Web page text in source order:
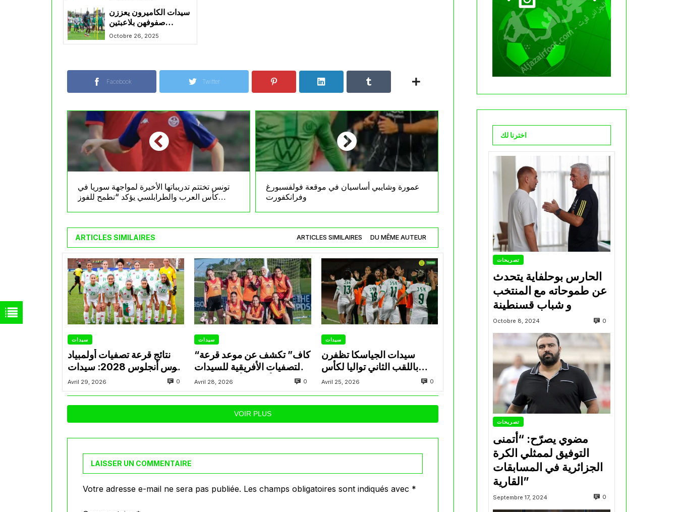
سيدات الكاميرون يعززن
صفوفهن بلاعبتين
جديدتين قبل مواجهة
الإياب أمام الجزائر
Octobre 26, 2025
Facebook Twitter
تونس تختتم تدريباتها الأخيرة لمواجهة سوريا في
كأس العرب والطرابلسي يؤكد “نطمح للفوز
عمورة وشايبي أساسيان في موقعة فولفسبورغ
وفرانكفورت
ARTICLES SIMILAIRES ARTICLES SIMILAIRES DU MÊME AUTEUR
سيدات
نتائج قرعة تصفيات أولمبياد
لوس أنجلوس 2028: سيدات
الخضر يواجهن إفريقيا
الوسطى
Avril 29, 2026 0
سيدات
“كاف” تكشف عن موعد قرعة
التصفيات الأفريقية للسيدات
المؤهلة للألعاب الأولمبية لوس
أنجلس 2028
Avril 28, 2026 0
سيدات
سيدات الجياسكا تظفرن
باللقب الثاني تواليا لكأس
الجزائر
Avril 25, 2026 0
VOIR PLUS
LAISSER UN COMMENTAIRE
Votre adresse e-mail ne sera pas publiée. Les champs obligatoires sont indiqués avec *
اخترنا لك
تصريحات
الحارس بوحلفاية يتحدث
عن طموحاته مع المنتخب
و شباب قسنطينة
Octobre 8, 2024 0
تصريحات
مضوي يصرّح: “أتمنى
التوفيق لممثلي الكرة
الجزائرية في المسابقات
القارية”
Septembre 17, 2024 0